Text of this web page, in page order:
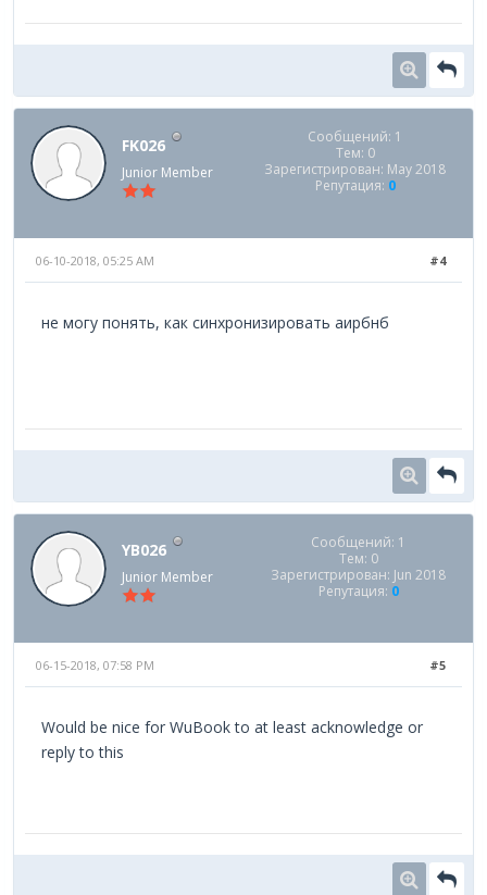
FK026
Junior Member
Сообщений: 1
Тем: 0
Зарегистрирован: May 2018
Репутация: 0
#4
06-10-2018, 05:25 AM
не могу понять, как синхронизировать аирбнб
YB026
Junior Member
Сообщений: 1
Тем: 0
Зарегистрирован: Jun 2018
Репутация: 0
#5
06-15-2018, 07:58 PM
Would be nice for WuBook to at least acknowledge or
reply to this